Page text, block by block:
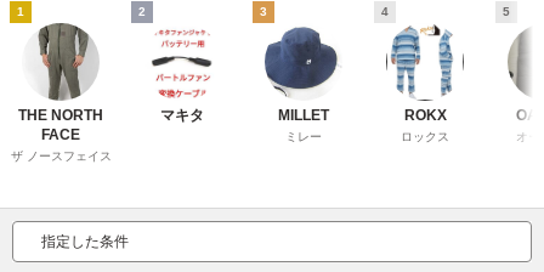
1
THE NORTH
FACE
ザ ノースフェイス
2
マキタ
3
MILLET
ミレー
4
ROKX
ロックス
5
オー
指定した条件